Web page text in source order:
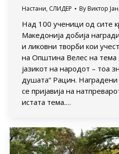
Настани, СЛИДЕР By Виктор
Над 100 ученици од сите
Македонија добија
и ликовни творби кои
на Општина Велес на
јазикот на народот – тоа
душата“ Рацин.
се пријавија на
истата тема.…